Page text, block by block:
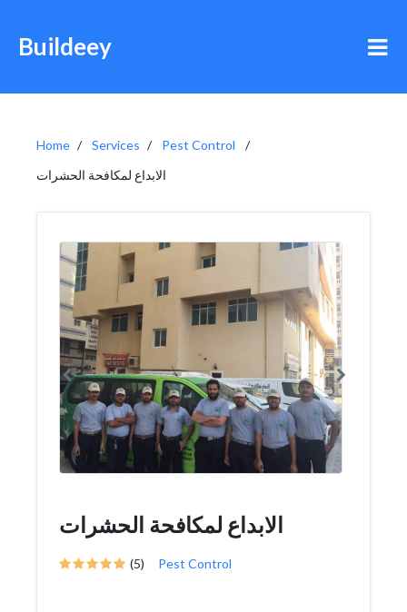
Buildeey
Home Services
Pest Control
الابداع لمكافحة الحشرات
الابداع لمكافحة الحشرات
(5) Pest Control